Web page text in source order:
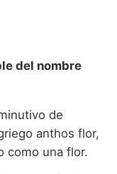
del nombre
de
anthos flor,
como una flor.